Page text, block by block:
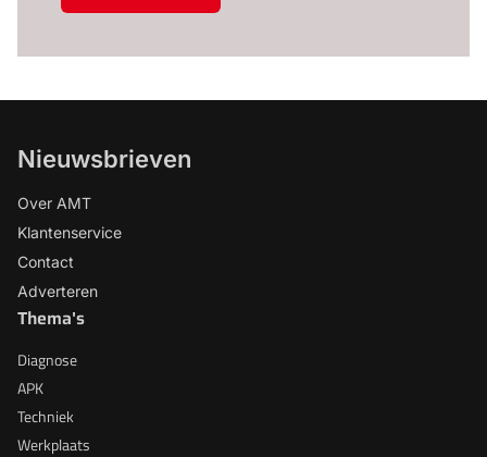
Nieuwsbrieven
Over AMT
Klantenservice
Contact
Adverteren
Thema's
Diagnose
APK
Techniek
Werkplaats